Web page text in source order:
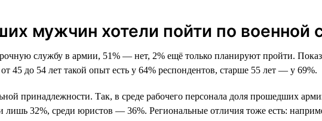
мужчин хотели пойти по военной
службу в армии, 51% — нет, 2% ещё только планируют пройти.
45 до 54 лет такой опыт есть у 64% респондентов, старше 55 лет — у 69%.
принадлежности. Так, в среде рабочего персонала доля прошедших
лишь 32%, среди юристов — 36%. Региональные отличия тоже есть: